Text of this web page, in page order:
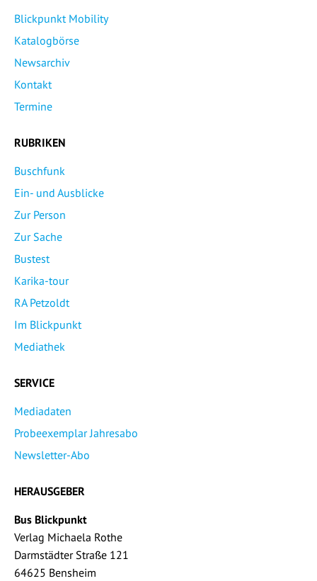
Blickpunkt Mobility
Katalogbörse
Newsarchiv
Kontakt
Termine
RUBRIKEN
Buschfunk
Ein- und Ausblicke
Zur Person
Zur Sache
Bustest
Karika-tour
RA Petzoldt
Im Blickpunkt
Mediathek
SERVICE
Mediadaten
Probeexemplar Jahresabo
Newsletter-Abo
HERAUSGEBER
Bus Blickpunkt
Verlag Michaela Rothe
Darmstädter Straße 121
64625 Bensheim